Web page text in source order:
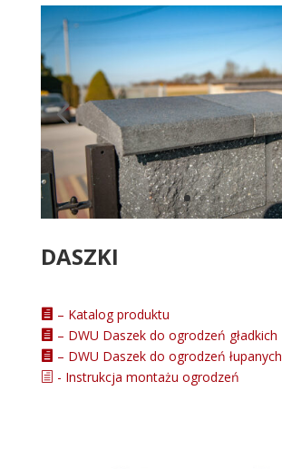
DASZKI
 – Katalog produktu
 – DWU Daszek do ogrodzeń gładkich
 – DWU Daszek do ogrodzeń łupanych
h - Instrukcja montażu ogrodzeń